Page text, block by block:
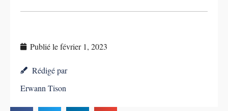
Publié lefévrier 1, 2023
Rédigé par
Erwann Tison